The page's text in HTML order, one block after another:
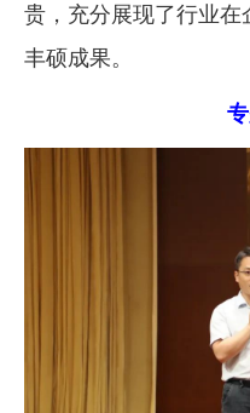
贵，充分展现了行业
丰硕成果。